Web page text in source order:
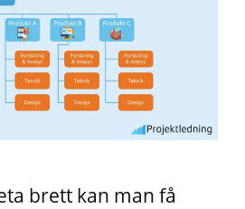
brett kan man få